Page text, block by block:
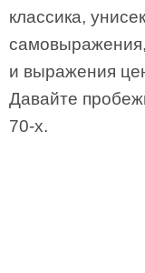
классика,
и выражения
Давайте
70-х.